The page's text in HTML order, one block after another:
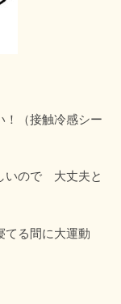
（接触冷感シー
いので 大丈夫と
る間に大運動